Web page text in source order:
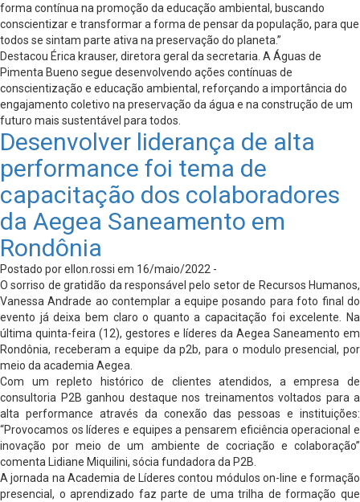
forma contínua na promoção da educação ambiental, buscando
conscientizar e transformar a forma de pensar da população, para que
todos se sintam parte ativa na preservação do planeta.”
Destacou Érica krauser, diretora geral da secretaria. A Águas de
Pimenta Bueno segue desenvolvendo ações contínuas de
conscientização e educação ambiental, reforçando a importância do
engajamento coletivo na preservação da água e na construção de um
futuro mais sustentável para todos.
Desenvolver liderança de alta
performance foi tema de
capacitação dos colaboradores
da Aegea Saneamento em
Rondônia
Postado por ellon.rossi em 16/maio/2022 -
O sorriso de gratidão da responsável pelo setor de Recursos Humanos,
Vanessa Andrade ao contemplar a equipe posando para foto final do
evento já deixa bem claro o quanto a capacitação foi excelente. Na
última quinta-feira (12), gestores e líderes da Aegea Saneamento em
Rondônia, receberam a equipe da p2b, para o modulo presencial, por
meio da academia Aegea.
Com um repleto histórico de clientes atendidos, a empresa de
consultoria P2B ganhou destaque nos treinamentos voltados para a
alta performance através da conexão das pessoas e instituições:
“Provocamos os líderes e equipes a pensarem eficiência operacional e
inovação por meio de um ambiente de cocriação e colaboração”
comenta Lidiane Miquilini, sócia fundadora da P2B.
A jornada na Academia de Líderes contou módulos on-line e formação
presencial, o aprendizado faz parte de uma trilha de formação que